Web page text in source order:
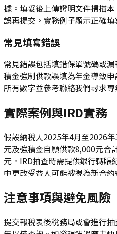
據。填妥後上傳證明文件掃描
誤再提交。實務例子顯示正確
常見填寫錯誤
常見錯誤包括填錯保單號碼或
積金強制供款誤填為年金導致
所有數字並參考聯絡我們尋求專
實際案例與IRD實務
假設納稅人2025年4月至2026
元及強積金自願供款8,000元合
元。IRD抽查時需提供銀行轉賬
中更改受益人可能被視為新合約
注意事項與避免風險
提交報稅表後稅務局或會進行